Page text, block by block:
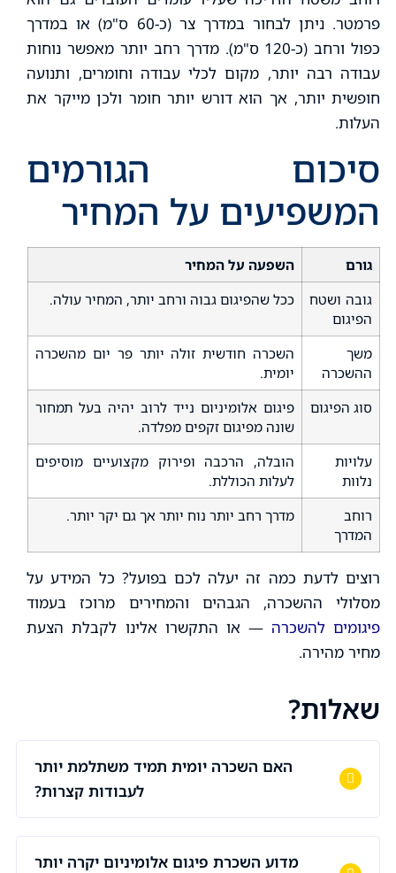
פרמטר. ניתן לבחור במדרך צר (כ-60 ס"מ) או במדרך
כפול ורחב (כ-120 ס"מ). מדרך רחב יותר מאפשר נוחות
עבודה רבה יותר, מקום לכלי עבודה וחומרים, ותנועה
חופשית יותר, אך הוא דורש יותר חומר ולכן מייקר את
העלות.
סיכום הגורמים
המשפיעים על המחיר
גורם
השפעה על המחיר
גובה ושטח
הפיגום
ככל שהפיגום גבוה ורחב יותר, המחיר עולה.
משך
ההשכרה
השכרה חודשית זולה יותר פר יום מהשכרה
יומית.
סוג הפיגום
פיגום אלומיניום נייד לרוב יהיה בעל תמחור
שונה מפיגום זקפים מפלדה.
עלויות
נלוות
הובלה, הרכבה ופירוק מקצועיים מוסיפים
לעלות הכוללת.
רוחב
המדרך
מדרך רחב יותר נוח יותר אך גם יקר יותר.
רוצים לדעת כמה זה יעלה לכם בפועל? כל המידע על
מסלולי ההשכרה, הגבהים והמחירים מרוכז בעמוד
פיגומים להשכרה — או התקשרו אלינו לקבלת הצעת
מחיר מהירה.
שאלות?
האם השכרה יומית תמיד משתלמת יותר
לעבודות קצרות?
מדוע השכרת פיגום אלומיניום יקרה יותר